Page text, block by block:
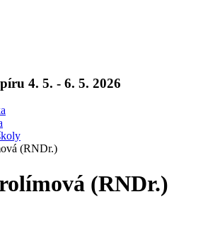
4. 5. - 6. 5. 2026
(RNDr.)
(RNDr.)